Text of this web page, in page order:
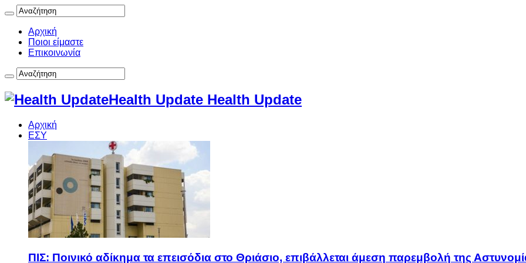
Αρχική
Ποιοι είμαστε
Επικοινωνία
Health Update Health Update
Αρχική
ΕΣΥ
ΠΙΣ: Ποινικό αδίκημα τα επεισόδια στο Θριάσιο, επιβάλλεται άμεση παρεμβολή της